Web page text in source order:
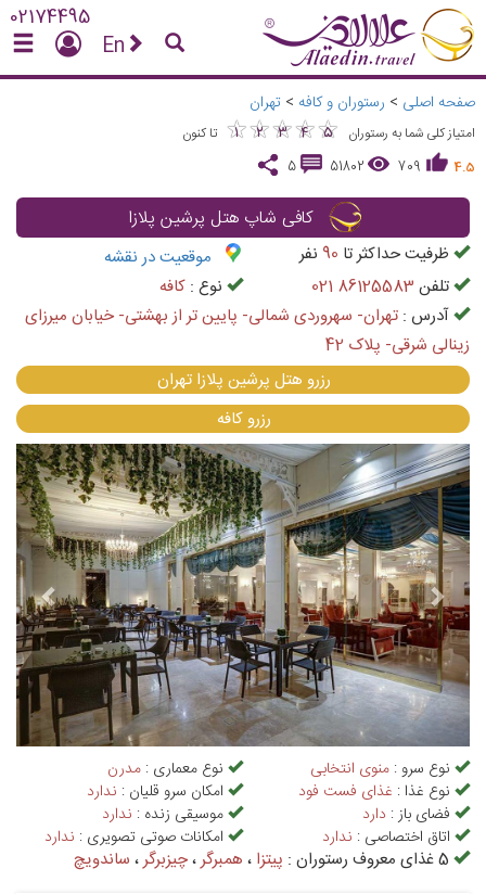
02174495
En
صفحه اصلی > رستوران و کافه > تهران
امتیاز کلی شما به رستوران ★
1 ★
2 ★
3 ★
4 ★
5
★★★★★
تا کنون
4.5
709
51802
5
کافی شاپ هتل پرشین پلازا
ظرفیت حداکثر تا 90 نفر
موقعیت در نقشه
تلفن 021 86125583 نوع : كافه
آدرس : تهران- سهروردی شمالی- پایین تر از بهشتی- خیابان میرزای
زینالی شرقی- پلاک 42
رزرو هتل پرشین پلازا تهران
رزرو كافه
Next
نوع سرو : منوی انتخابی نوع معماری : مدرن
نوع غذا : غذای فست فود امکان سرو قلیان : ندارد
فضای باز : دارد موسیقی زنده : ندارد
اتاق اختصاصی : ندارد امکانات صوتی تصویری : ندارد
5 غذای معروف رستوران : پیتزا ، همبرگر،چیزبرگر، ساندویچ